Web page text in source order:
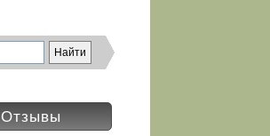
Отзывы